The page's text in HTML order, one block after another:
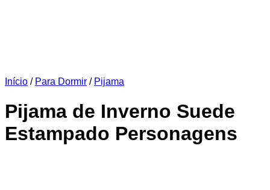
Início / Para Dormir / Pijama
Pijama de Inverno Suede
Estampado Personagens